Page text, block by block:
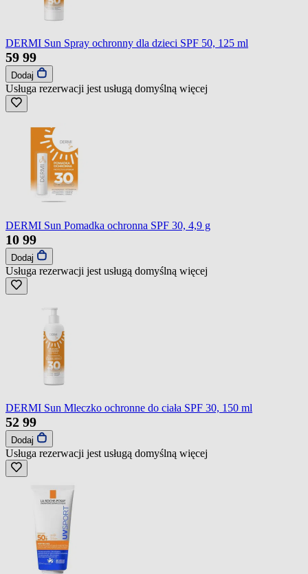
DERMI Sun Spray ochronny dla dzieci SPF 50, 125 ml
59 99
Dodaj
Usługa rezerwacji jest usługą domyślną więcej
DERMI Sun Pomadka ochronna SPF 30, 4,9 g
10 99
Dodaj
Usługa rezerwacji jest usługą domyślną więcej
DERMI Sun Mleczko ochronne do ciała SPF 30, 150 ml
52 99
Dodaj
Usługa rezerwacji jest usługą domyślną więcej